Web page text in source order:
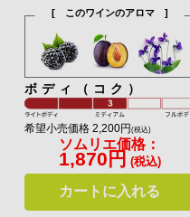
[ このワインのアロマ ]
ボディ（コク）
希望小売価格 2,200円 (税込)
ソムリエ価格：
1,870円 (税込)
カートに入れる